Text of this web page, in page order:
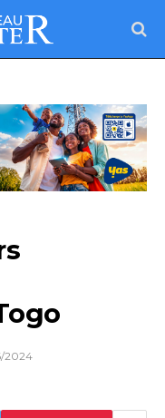
2024